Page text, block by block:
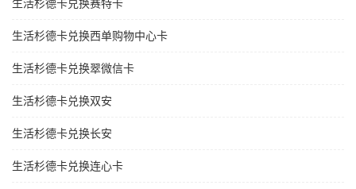
生活杉德卡兑换赛特卡
生活杉德卡兑换西单购物中心卡
生活杉德卡兑换翠微信卡
生活杉德卡兑换双安
生活杉德卡兑换长安
生活杉德卡兑换连心卡